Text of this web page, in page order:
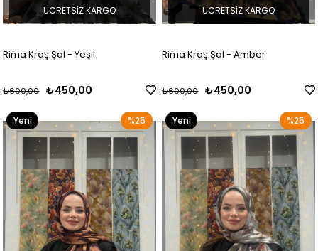
Rima Kraş Şal - Yeşil
₺450,00
₺600,00
ÜCRETSIZ KARGO
Rima Kraş Şal - Amber
₺450,00
₺600,00
ÜCRETSIZ KARGO
%25
Yeni
Ürün
%25
Yeni
Ürün